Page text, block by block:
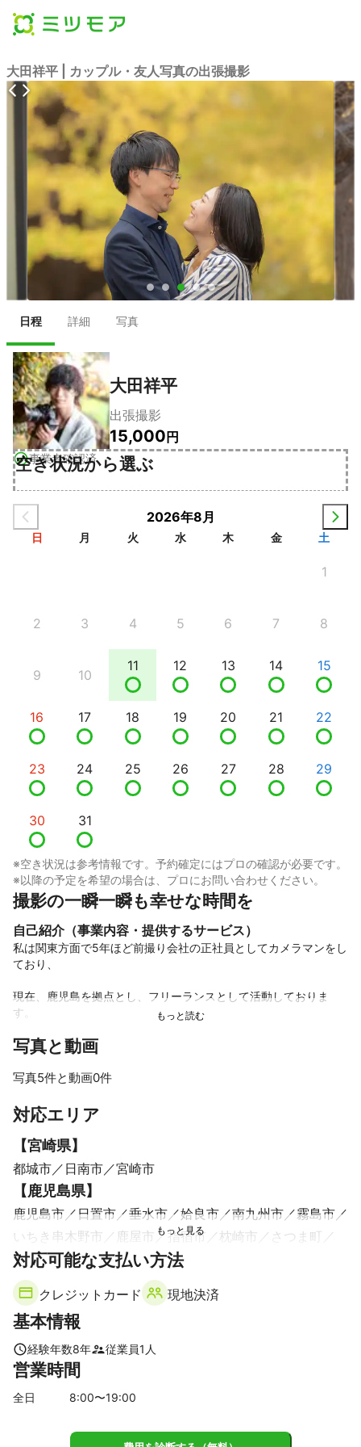
大田祥平 | カップル・友人写真の出張撮影
● ● ● ● ●
日程 詳細 写真
事業者確認済
大田祥平
出張撮影
15,000円
空き状況から選ぶ
2026年8月
日 月 火 水 木 金 土
1
2 3 4 5 6 7 8
9 10
11 12 13 14 15
16 17 18 19 20 21 22
23 24 25 26 27 28 29
30 31
※空き状況は参考情報です。予約確定にはプロの確認が必要です。
※以降の予定を希望の場合は、プロにお問い合わせください。
撮影の一瞬一瞬も幸せな時間を
自己紹介（事業内容・提供するサービス）
私は関東方面で5年ほど前撮り会社の正社員としてカメラマンをし
ており、
現在、鹿児島を拠点とし、フリーランスとして活動しておりま
す。
普段、土日は婚礼の撮影をしており、平日は七五三やお宮参り、
行っております。
カメラマンとして7年間、2000件以上の撮影を行ってきました。
家族写真の撮影経験も豊富なので、きっとご満足していただける
かと思います。
こんなスタイルで撮影して欲しい、というものがあれば是非リク
エストもお待ちしております。
カメラマンに頼むのは緊張する、、
写真と動画
写真5件と動画0件
対応エリア
【宮崎県】
都城市 日南市 宮崎市
【鹿児島県】
鹿児島市 日置市 垂水市 姶良市 南九州市
霧島市
いちき串木野市
鹿屋市 指宿市 枕崎市
さつま町
大崎町
曽於市 東串良町 錦江町
志布志市
対応可能な支払い方法
クレジットカード 現地決済
基本情報
経験年数8年 従業員1 人
営業時間
全日 8:00〜19:00